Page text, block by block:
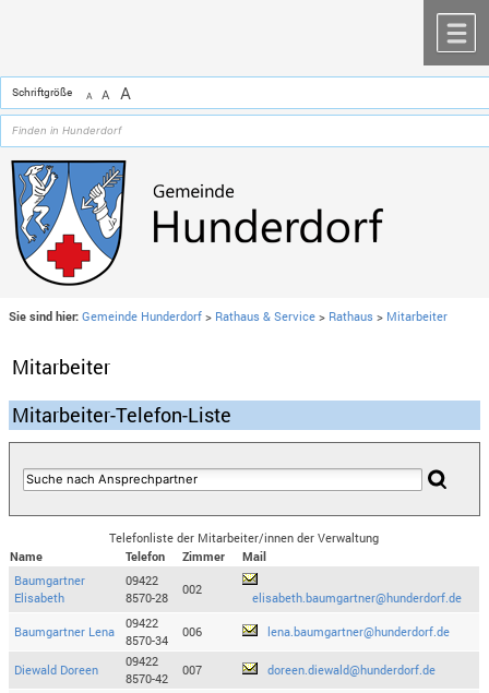
Schriftgröße A A A
Sie sind hier: Gemeinde Hunderdorf > Rathaus & Service > Rathaus > Mitarbeiter
Mitarbeiter
Mitarbeiter-Telefon-Liste
Telefonliste der Mitarbeiter/innen der Verwaltung
Name
Telefon Zimmer
Mail
Baumgartner
Elisabeth
09422
8570-28
002
elisabeth.baumgartner@hunderdorf.de
Baumgartner Lena
09422
8570-34
006 lena.baumgartner@hunderdorf.de
Diewald Doreen
09422
8570-42
007 doreen.diewald@hunderdorf.de